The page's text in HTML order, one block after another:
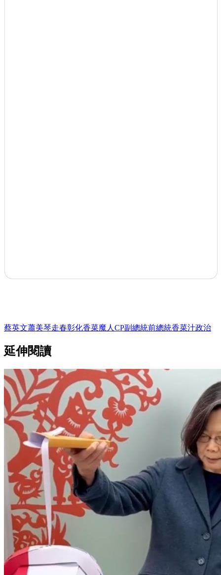
蔡英文蕭美琴走春彰化香菜魔人 CP副總統前總統香菜汁政治
延伸閱讀